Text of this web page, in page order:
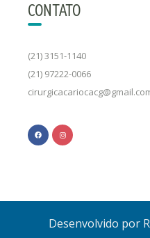
CONTATO
(21) 3151-1140
(21) 97222-0066
Desenvolvido por